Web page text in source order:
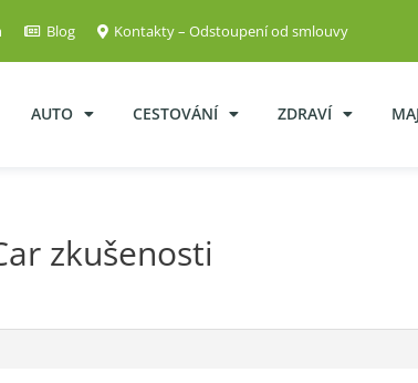
Blog Kontakty – Odstoupení od smlouvy
AUTO CESTOVÁNÍ ZDRAVÍ
zkušenosti